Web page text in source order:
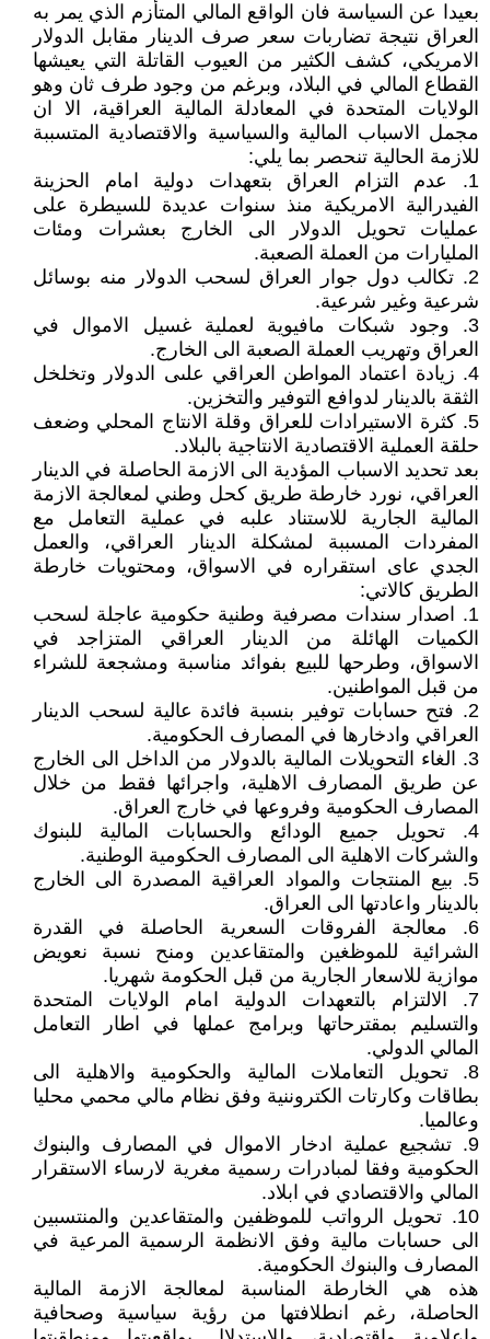
بعيدا عن السياسة فان الواقع المالي المتأزم الذي يمر به
العراق نتيجة تضاربات سعر صرف الدينار مقابل الدولار
الامريكي، كشف الكثير من العيوب القاتلة التي يعيشها
القطاع المالي في البلاد، وبرغم من وجود طرف ثان وهو
الولايات المتحدة في المعادلة المالية العراقية، الا ان
مجمل الاسباب المالية والسياسية والاقتصادية المتسببة
للازمة الحالية تنحصر بما يلي:
1. عدم التزام العراق بتعهدات دولية امام الحزينة
الفيدرالية الامريكية منذ سنوات عديدة للسيطرة على
عمليات تحويل الدولار الى الخارج بعشرات ومئات
المليارات من العملة الصعبة.
2. تكالب دول جوار العراق لسحب الدولار منه بوسائل
شرعية وغير شرعية.
3. وجود شبكات مافيوية لعملية غسيل الاموال في
العراق وتهريب العملة الصعبة الى الخارج.
4. زيادة اعتماد المواطن العراقي علىى الدولار وتخلخل
الثقة بالدينار لدوافع التوفير والتخزين.
5. كثرة الاستيرادات للعراق وقلة الانتاج المحلي وضعف
حلقة العملية الاقتصادية الانتاجية بالبلاد.
بعد تحديد الاسباب المؤدية الى الازمة الحاصلة في الدينار
العراقي، نورد خارطة طريق كحل وطني لمعالجة الازمة
المالية الجارية للاستناد علبه في عملية التعامل مع
المفردات المسببة لمشكلة الدينار العراقي، والعمل
الجدي عاى استقراره في الاسواق، ومحتويات خارطة
الطريق كالاتي:
1. اصدار سندات مصرفية وطنية حكومية عاجلة لسحب
الكميات الهائلة من الدينار العراقي المتزاجد في
الاسواق، وطرحها للبيع بفوائد مناسبة ومشجعة للشراء
من قبل المواطنين.
2. فتح حسابات توفير بنسبة فائدة عالية لسحب الدينار
العراقي وادخارها في المصارف الحكومية.
3. الغاء التحويلات المالية بالدولار من الداخل الى الخارج
عن طريق المصارف الاهلية، واجرائها فقط من خلال
المصارف الحكومية وفروعها في خارج العراق.
4. تحويل جميع الودائع والحسابات المالية للبنوك
والشركات الاهلية الى المصارف الحكومية الوطنية.
5. بيع المنتجات والمواد العراقية المصدرة الى الخارج
بالدينار واعادتها الى العراق.
6. معالجة الفروقات السعرية الحاصلة في القدرة
الشرائية للموظغين والمتقاعدين ومنح نسبة نعويض
موازية للاسعار الجارية من قبل الحكومة شهريا.
7. الالتزام بالتعهدات الدولية امام الولايات المتحدة
والتسليم بمقترحاتها وبرامج عملها في اطار التعامل
المالي الدولي.
8. تحويل التعاملات المالية والحكومية والاهلية الى
بطاقات وكارتات الكتروننية وفق نظام مالي محمي محليا
وعالميا.
9. تشجيع عملية ادخار الاموال في المصارف والبنوك
الحكومية وفقا لمبادرات رسمية مغرية لارساء الاستقرار
المالي والاقتصادي في ابلاد.
10. تحويل الرواتب للموظفين والمتقاعدين والمنتسبين
الى حسابات مالية وفق الانظمة الرسمية المرعية في
المصارف والبنوك الحكومية.
هذه هي الخارطة المناسبة لمعالجة الازمة المالية
الحاصلة، رغم انطلافتها من رؤية سياسية وصحافية